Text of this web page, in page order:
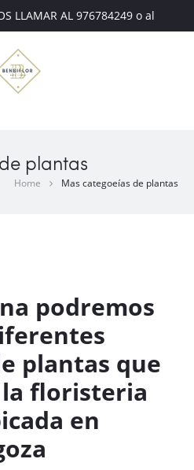
LLAMAR AL 976784249 o al
plantas
Home Mas categoeías de plantas
podremos
plantas que
floristeria
en